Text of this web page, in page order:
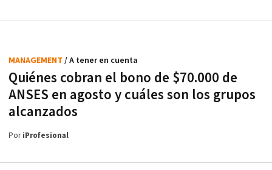
Quiénes cobran el bono de $70.000 de
ANSES en agosto y cuáles son los grupos
alcanzados
MANAGEMENT / A tener en cuenta
PoriProfesional